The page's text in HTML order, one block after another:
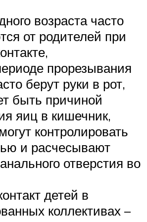
возраста часто
от родителей при
прорезывания
берут руки в рот,
быть причиной
яиц в кишечник,
контролировать
и расчесывают
отверстия во
детей в
коллективах –